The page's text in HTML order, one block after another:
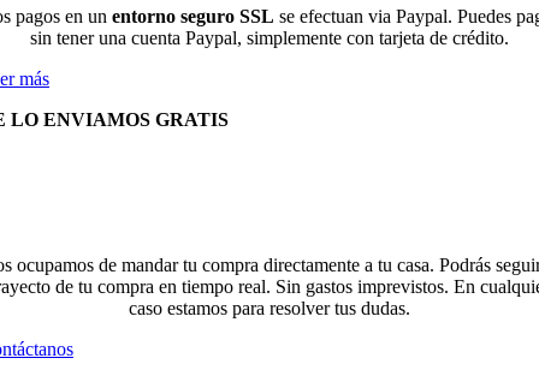
pagos en un entorno seguro SSL se efectuan via Paypal. Puedes
sin tener una cuenta Paypal, simplemente con tarjeta de crédito.
más
LO ENVIAMOS GRATIS
ocupamos de mandar tu compra directamente a tu casa. Podrás
de tu compra en tiempo real. Sin gastos imprevistos. En
caso estamos para resolver tus dudas.